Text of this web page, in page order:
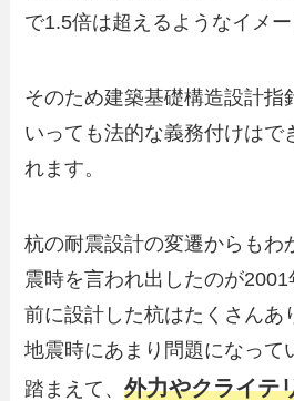
で1.5倍は超えるようなイメー
そのため建築基礎構造設計指
いっても法的な義務付けはで
れます。
杭の耐震設計の変遷からもわ
震時を言われ出したのが
前に設計した杭はたくさんあ
地震時にあまり問題になって
踏まえて、外力やクライテ